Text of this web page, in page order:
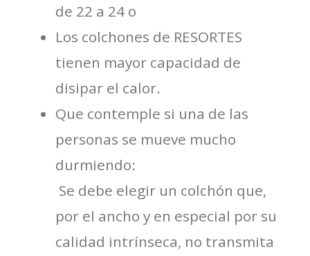
de 22 a 24 o
Los colchones de RESORTES
tienen mayor capacidad de
disipar el calor.
Que contemple si una de las
personas se mueve mucho
durmiendo:
 Se debe elegir un colchón que,
por el ancho y en especial por su
calidad intrínseca, no transmita